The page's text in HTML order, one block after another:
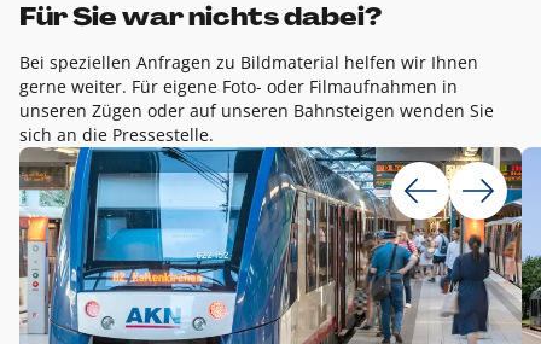
Für Sie war nichts dabei?
Bei speziellen Anfragen zu Bildmaterial helfen wir Ihnen
gerne weiter. Für eigene Foto- oder Filmaufnahmen in
unseren Zügen oder auf unseren Bahnsteigen wenden Sie
sich an die Pressestelle.